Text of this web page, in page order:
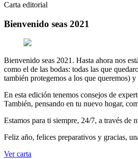
Carta editorial
Bienvenido seas 2021
Bienvenido seas 2021. Hasta ahora nos
como el de las bodas: todas las que
también protegemos a los que queremos) y
En esta edición tenemos consejos de
También, pensando en tu nuevo hogar,
Estamos para ti siempre, 24/7, a través de
Feliz año, felices preparativos y gracias,
Ver carta